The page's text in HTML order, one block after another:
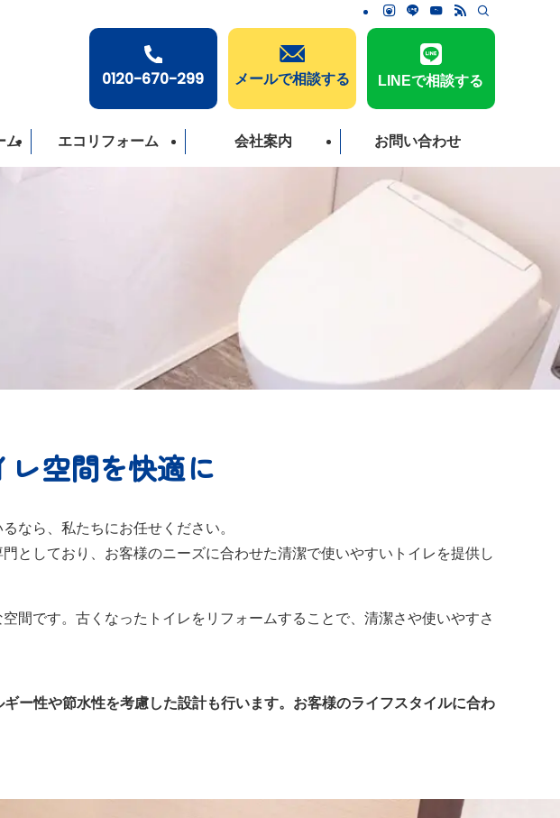
ム エコリフォーム 会社案内 お問い合わせ
0120-670-299 メールで相談する LINEで相談する
レ空間を快適に
なら、私たちにお任せください。
としており、お客様のニーズに合わせた清潔で使いやすいトイレを提供し
間です。古くなったトイレをリフォームすることで、清潔さや使いやすさ
ー性や節水性を考慮した設計も行います。お客様のライフスタイルに合わ